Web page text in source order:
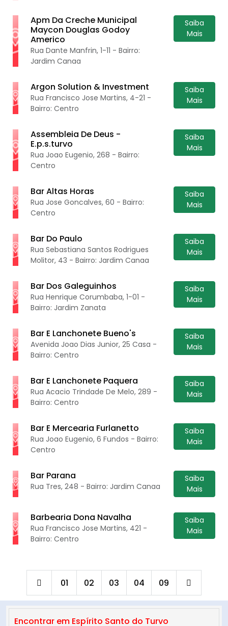
Apm Da Creche Municipal
Maycon Douglas Godoy
Americo
Rua Dante Manfrin, 1-11 - Bairro:
Jardim Canaa
Saiba
Mais
Argon Solution & Investment
Rua Francisco Jose Martins, 4-21 -
Bairro: Centro
Saiba
Mais
Assembleia De Deus -
E.p.s.turvo
Rua Joao Eugenio, 268 - Bairro:
Centro
Saiba
Mais
Bar Altas Horas
Rua Jose Goncalves, 60 - Bairro:
Centro
Saiba
Mais
Bar Do Paulo
Rua Sebastiana Santos Rodrigues
Molitor, 43 - Bairro: Jardim Canaa
Saiba
Mais
Bar Dos Galeguinhos
Rua Henrique Corumbaba, 1-01 -
Bairro: Jardim Zanata
Saiba
Mais
Bar E Lanchonete Bueno's
Avenida Joao Dias Junior, 25 Casa -
Bairro: Centro
Saiba
Mais
Bar E Lanchonete Paquera
Rua Acacio Trindade De Melo, 289 -
Bairro: Centro
Saiba
Mais
Bar E Mercearia Furlanetto
Rua Joao Eugenio, 6 Fundos - Bairro:
Centro
Saiba
Mais
Bar Parana
Rua Tres, 248 - Bairro: Jardim Canaa
Saiba
Mais
Barbearia Dona Navalha
Rua Francisco Jose Martins, 421 -
Bairro: Centro
Saiba
Mais
01 02 03 04 09
Encontrar em Espírito Santo do Turvo